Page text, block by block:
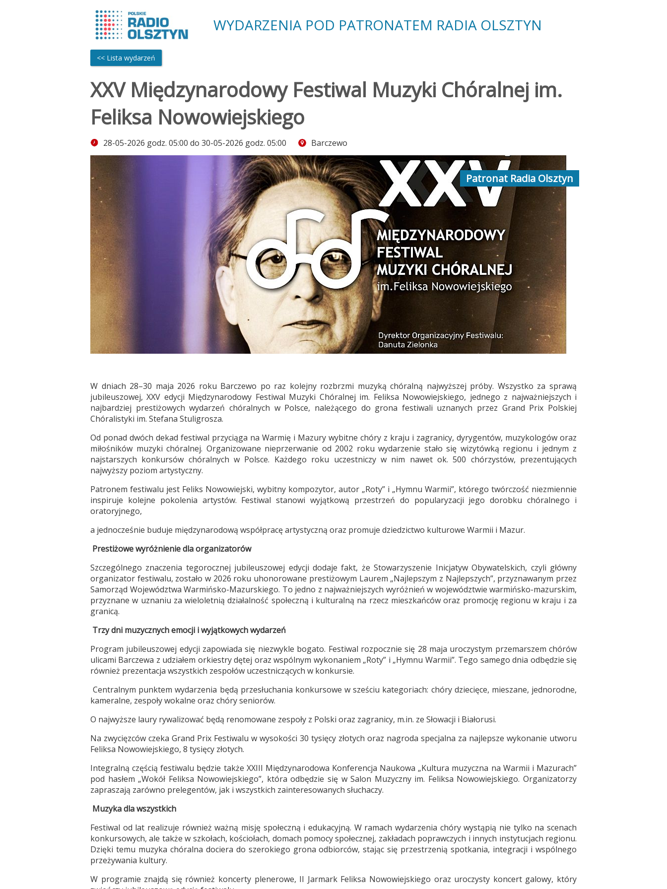
WYDARZENIA POD PATRONATEM RADIA OLSZTYN
<< Lista wydarzeń
XXV Międzynarodowy Festiwal Muzyki Chóralnej im.
Feliksa Nowowiejskiego
28-05-2026 godz. 05:00 do 30-05-2026 godz. 05:00 Barczewo
Patronat Radia Olsztyn
W dniach 28–30 maja 2026 roku Barczewo po raz kolejny rozbrzmi muzyką chóralną najwyższej próby. Wszystko za sprawą
jubileuszowej, XXV edycji Międzynarodowy Festiwal Muzyki Chóralnej im. Feliksa Nowowiejskiego, jednego z najważniejszych i
najbardziej prestiżowych wydarzeń chóralnych w Polsce, należącego do grona festiwali uznanych przez Grand Prix Polskiej
Chóralistyki im. Stefana Stuligrosza.
Od ponad dwóch dekad festiwal przyciąga na Warmię i Mazury wybitne chóry z kraju i zagranicy, dyrygentów, muzykologów oraz
miłośników muzyki chóralnej. Organizowane nieprzerwanie od 2002 roku wydarzenie stało się wizytówką regionu i jednym z
najstarszych konkursów chóralnych w Polsce. Każdego roku uczestniczy w nim nawet ok. 500 chórzystów, prezentujących
najwyższy poziom artystyczny.
Patronem festiwalu jest Feliks Nowowiejski, wybitny kompozytor, autor „Roty” i „Hymnu Warmii”, którego twórczość niezmiennie
inspiruje kolejne pokolenia artystów. Festiwal stanowi wyjątkową przestrzeń do popularyzacji jego dorobku chóralnego i
oratoryjnego,
a jednocześnie buduje międzynarodową współpracę artystyczną oraz promuje dziedzictwo kulturowe Warmii i Mazur.
Prestiżowe wyróżnienie dla organizatorów
Szczególnego znaczenia tegorocznej jubileuszowej edycji dodaje fakt, że Stowarzyszenie Inicjatyw Obywatelskich, czyli główny
organizator festiwalu, zostało w 2026 roku uhonorowane prestiżowym Laurem „Najlepszym z Najlepszych”, przyznawanym przez
Samorząd Województwa Warmińsko-Mazurskiego. To jedno z najważniejszych wyróżnień w województwie warmińsko-mazurskim,
przyznane w uznaniu za wieloletnią działalność społeczną i kulturalną na rzecz mieszkańców oraz promocję regionu w kraju i za
granicą.
Trzy dni muzycznych emocji i wyjątkowych wydarzeń
Program jubileuszowej edycji zapowiada się niezwykle bogato. Festiwal rozpocznie się 28 maja uroczystym przemarszem chórów
ulicami Barczewa z udziałem orkiestry dętej oraz wspólnym wykonaniem „Roty” i „Hymnu Warmii”. Tego samego dnia odbędzie się
również prezentacja wszystkich zespołów uczestniczących w konkursie.
Centralnym punktem wydarzenia będą przesłuchania konkursowe w sześciu kategoriach: chóry dziecięce, mieszane, jednorodne,
kameralne, zespoły wokalne oraz chóry seniorów.
O najwyższe laury rywalizować będą renomowane zespoły z Polski oraz zagranicy, m.in. ze Słowacji i Białorusi.
Na zwycięzców czeka Grand Prix Festiwalu w wysokości 30 tysięcy złotych oraz nagroda specjalna za najlepsze wykonanie utworu
Feliksa Nowowiejskiego, 8 tysięcy złotych.
Integralną częścią festiwalu będzie także XXIII Międzynarodowa Konferencja Naukowa „Kultura muzyczna na Warmii i Mazurach”
pod hasłem „Wokół Feliksa Nowowiejskiego”, która odbędzie się w Salon Muzyczny im. Feliksa Nowowiejskiego. Organizatorzy
zapraszają zarówno prelegentów, jak i wszystkich zainteresowanych słuchaczy.
Muzyka dla wszystkich
Festiwal od lat realizuje również ważną misję społeczną i edukacyjną. W ramach wydarzenia chóry wystąpią nie tylko na scenach
konkursowych, ale także w szkołach, kościołach, domach pomocy społecznej, zakładach poprawczych i innych instytucjach regionu.
Dzięki temu muzyka chóralna dociera do szerokiego grona odbiorców, stając się przestrzenią spotkania, integracji i wspólnego
przeżywania kultury.
W programie znajdą się również koncerty plenerowe, II Jarmark Feliksa Nowowiejskiego oraz uroczysty koncert galowy, który